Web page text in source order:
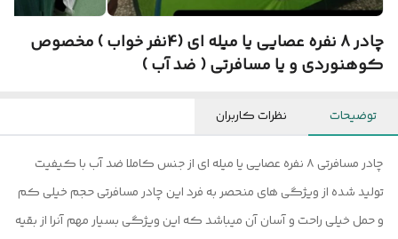
چادر 8 نفره عصایی یا میله ای (4نفر خواب ) مخصوص
کوهنوردی و یا مسافرتی ( ضد آب )
توضیحات نظرات کاربران
چادر مسافرتی ۸ نفره عصایی یا میله ای از جنس کاملا ضد آب با کیفیت
تولید شده از ویژگی های منحصر به فرد این چادر مسافرتی حجم خیلی کم
و حمل خیلی راحت و آسان آن میباشد که این ویژگی بسیار مهم آنرا از بقیه